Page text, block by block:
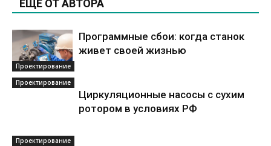
ЕЩЕ ОТ АВТОРА
Проектирование
Программные сбои: когда станок
живет своей жизнью
Проектирование
Циркуляционные насосы с сухим
ротором в условиях РФ
Проектирование